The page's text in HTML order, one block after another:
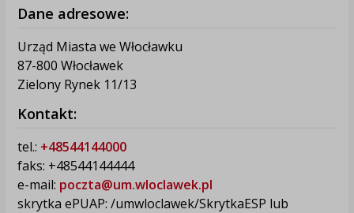
Dane adresowe:
Urząd Miasta we Włocławku
87-800 Włocławek
Zielony Rynek 11/13
Kontakt:
tel.: +48544144000
faks: +48544144444
e-mail: poczta@um.wloclawek.pl
skrytka ePUAP: /umwloclawek/SkrytkaESP lub